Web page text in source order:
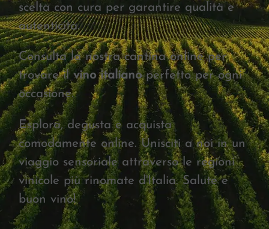
scelta con cura per garantire qualità e
autenticità.
Consulta la nostra cantina online per
trovare ilvino italianoperfetto per ogni
occasione.
Esplora, degusta e acquista
comodamente online. Unisciti a noi in un
viaggio sensoriale attraverso le regioni
vinicole più rinomate d'Italia. Salute e
buon vino!